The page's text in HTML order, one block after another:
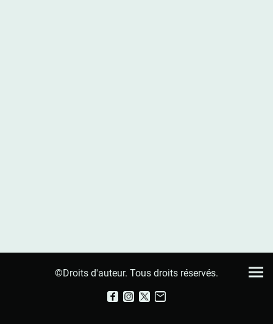
©Droits d'auteur. Tous droits réservés.